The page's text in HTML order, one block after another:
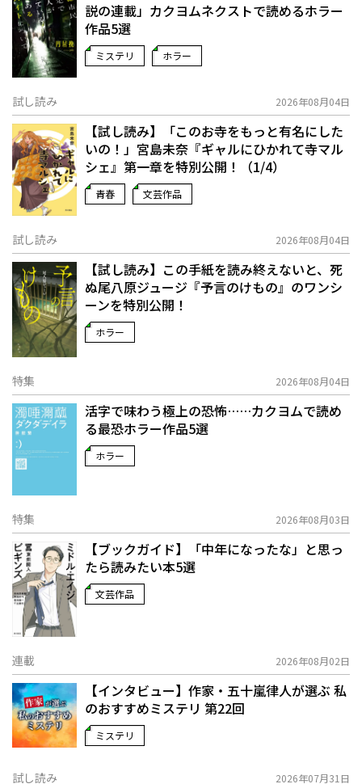
説の連載」――カクヨムネクストで読めるホラー
作品5選
ミステリ ホラー
試し読み 2026年08月04日
【試し読み】「このお寺をもっと有名にした
いの！」宮島未奈『ギャルにひかれて寺マル
シェ』第一章を特別公開！（1/4）
青春 文芸作品
試し読み 2026年08月04日
【試し読み】この手紙を読み終えないと、死
ぬ――尾八原ジュージ『予言のけもの』のワンシ
ーンを特別公開！
ホラー
特集 2026年08月04日
活字で味わう極上の恐怖……カクヨムで読め
る最恐ホラー作品5選
ホラー
特集 2026年08月03日
【ブックガイド】「中年になったな」と思っ
たら読みたい本5選
文芸作品
連載 2026年08月02日
【インタビュー】作家・五十嵐律人が選ぶ 私
のおすすめミステリ 第22回
ミステリ
試し読み 2026年07月31日